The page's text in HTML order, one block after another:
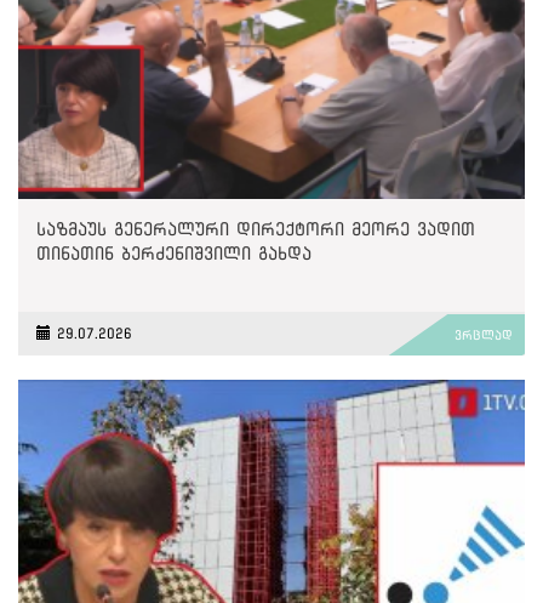
საზმაუს გენერალური დირექტორი მეორე ვადით
თინათინ ბერძენიშვილი გახდა
29.07.2026 ვრცლად